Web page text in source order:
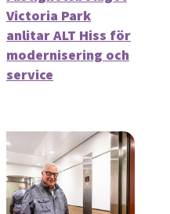
Victoria Park
anlitar ALT Hiss för
modernisering och
service